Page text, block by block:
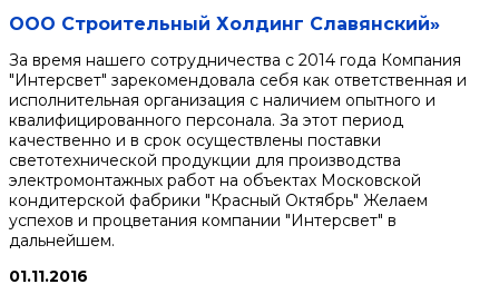
ООО Строительный Холдинг Славянский»
За время нашего сотрудничества с 2014 года Компания
"Интерсвет" зарекомендовала себя как ответственная и
исполнительная организация с наличием опытного и
квалифицированного персонала. За этот период
качественно и в срок осуществлены поставки
светотехнической продукции для производства
электромонтажных работ на объектах Московской
кондитерской фабрики "Красный Октябрь" Желаем
успехов и процветания компании "Интерсвет" в
дальнейшем.
01.11.2016